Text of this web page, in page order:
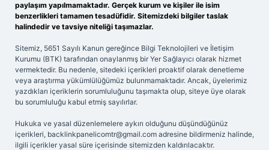
paylaşım yapılmamaktadır. Gerçek kurum ve kişiler ile isim
benzerlikleri tamamen tesadüfidir. Sitemizdeki bilgiler taslak
halindedir ve tavsiye niteliği taşımazlar.
Sitemiz, 5651 Sayılı Kanun gereğince Bilgi Teknolojileri ve İletişim
Kurumu (BTK) tarafından onaylanmış bir Yer Sağlayıcı olarak hizmet
vermektedir. Bu nedenle, sitedeki içerikleri proaktif olarak denetleme
veya araştırma yükümlülüğümüz bulunmamaktadır. Ancak, üyelerimiz
yazdıkları içeriklerin sorumluluğunu taşımakta olup, siteye üye olarak
bu sorumluluğu kabul etmiş sayılırlar.
Hukuka ve yasal düzenlemelere aykırı olduğunu düşündüğünüz
içerikleri, backlinkpanelicomtr@gmail.com adresine bildirmeniz halinde,
ilgili içerikler yasal süre içerisinde sitemizden kaldırılacaktır.